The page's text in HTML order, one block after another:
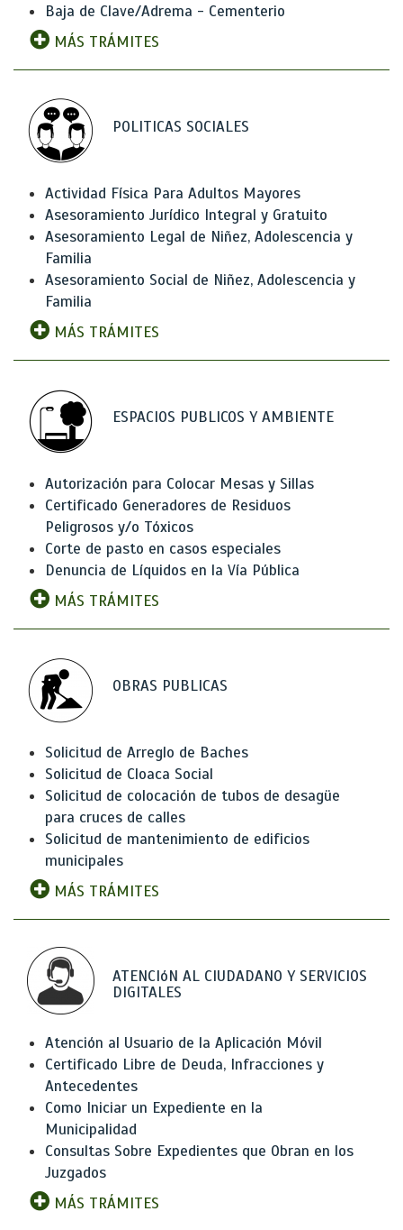
Baja de Clave/Adrema - Cementerio
MÁS TRÁMITES
POLITICAS SOCIALES
Actividad Física Para Adultos Mayores
Asesoramiento Jurídico Integral y Gratuito
Asesoramiento Legal de Niñez, Adolescencia y
Familia
Asesoramiento Social de Niñez, Adolescencia y
Familia
MÁS TRÁMITES
ESPACIOS PUBLICOS Y AMBIENTE
Autorización para Colocar Mesas y Sillas
Certificado Generadores de Residuos
Peligrosos y/o Tóxicos
Corte de pasto en casos especiales
Denuncia de Líquidos en la Vía Pública
MÁS TRÁMITES
OBRAS PUBLICAS
Solicitud de Arreglo de Baches
Solicitud de Cloaca Social
Solicitud de colocación de tubos de desagüe
para cruces de calles
Solicitud de mantenimiento de edificios
municipales
MÁS TRÁMITES
ATENCIóN AL CIUDADANO Y SERVICIOS
DIGITALES
Atención al Usuario de la Aplicación Móvil
Certificado Libre de Deuda, Infracciones y
Antecedentes
Como Iniciar un Expediente en la
Municipalidad
Consultas Sobre Expedientes que Obran en los
Juzgados
MÁS TRÁMITES